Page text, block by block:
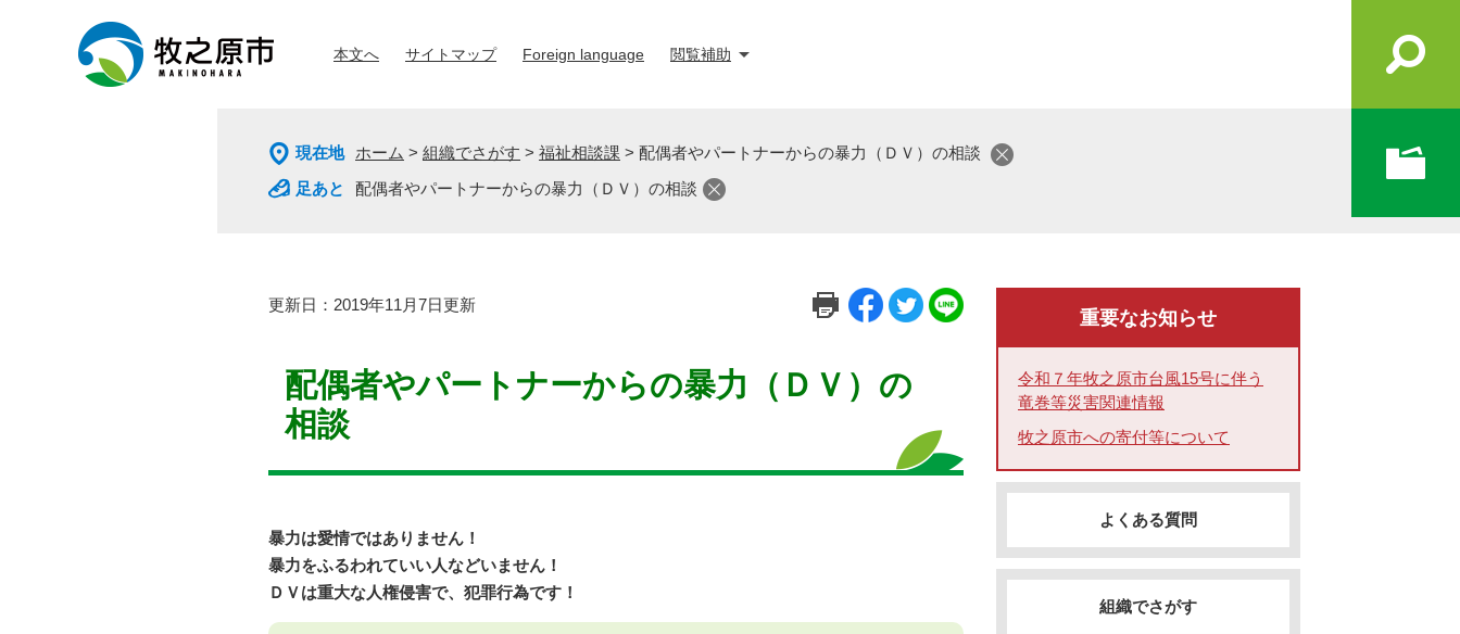
ー
ジ
の
ニ
ュ
ー
本文へ サイトマップ Foreign language 閲覧補助
現在地 ホーム > 組織でさがす > 福祉相談課 > 配偶者やパートナーからの暴力（ＤＶ）の相談
配偶者やパートナーからの暴力（ＤＶ）の相談
本
更新日：2019年11月7日更新
配偶者やパートナーからの暴力（ＤＶ）の
相談
暴力は愛情ではありません！
暴力をふるわれていい人などいません！
ＤＶは重大な人権侵害で、犯罪行為です！
重要なお知らせ
令和７年牧之原市台風15号に伴う
竜巻等災害関連情報
牧之原市への寄付等について
よくある質問
組織でさがす